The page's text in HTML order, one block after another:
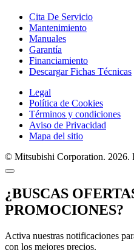
Cita De Servicio
Mantenimiento
Manuales
Garantía
Financiamiento
Descargar Fichas Técnicas
Legal
Política de Cookies
Términos y condiciones
Aviso de Privacidad
Mapa del sitio
© Mitsubishi Corporation. 2026.
¿BUSCAS
PROMOCIONES?
Activa nuestras notificaciones
con los mejores precios.